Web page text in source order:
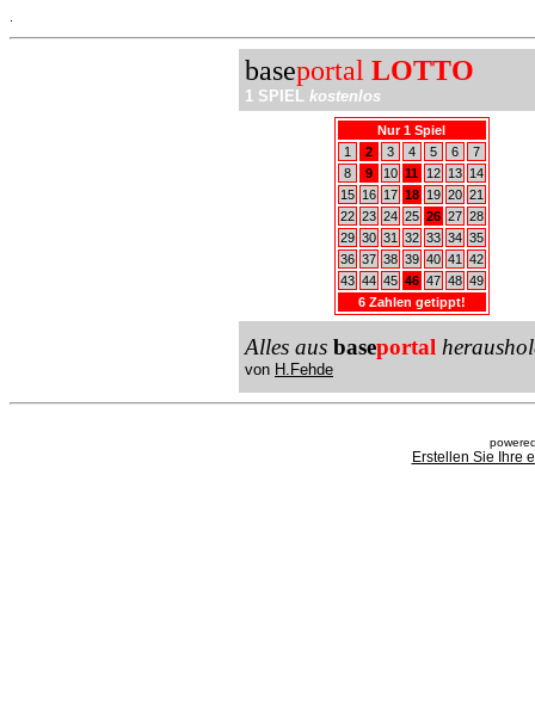
baseportal LOTTO
1 SPIEL kostenlos
Nur 1 Spiel
1
2 3 4 5 6
7
8
9 10 11 12 13
14
15
16 17 18 19 20 21
22 23 24 25 26 27 28
29 30 31 32 33 34 35
36 37 38 39 40 41
42
43 44 45 46 47 48 49
6 Zahlen getippt!
Alles aus baseportal
von H.Fehde
Erstellen Sie Ihre